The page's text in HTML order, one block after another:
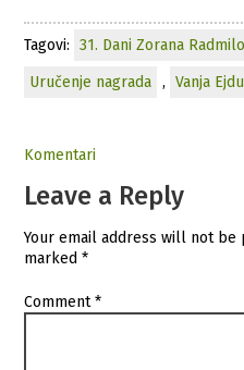
Tagovi: 31. Dani Zorana
Uručenje nagrada
, Vanja
Komentari
Leave a Reply
Your email address will not be
marked*
Comment*